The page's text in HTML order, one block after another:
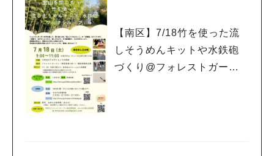
【南区】7/18竹を使った流
しそうめんキットや水鉄砲
づくり@フォレストガーデ